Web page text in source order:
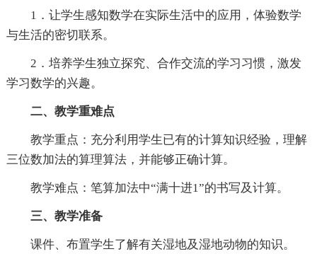
1．让学生感知数学在实际生活中的应用，体验数学
与生活的密切联系。
2．培养学生独立探究、合作交流的学习习惯，激发
学习数学的兴趣。
二、教学重难点
教学重点：充分利用学生已有的计算知识经验，理解
三位数加法的算理算法，并能够正确计算。
教学难点：笔算加法中“满十进1”的书写及计算。
三、教学准备
课件、布置学生了解有关湿地及湿地动物的知识。